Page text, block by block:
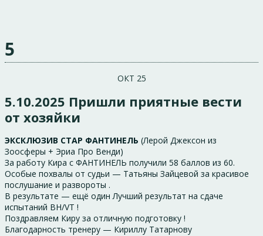
5
ОКТ 25
5.10.2025 Пришли приятные вести
от хозяйки
ЭКСКЛЮЗИВ СТАР ФАНТИНЕЛЬ (Лерой Джексон из
Зоосферы + Эриа Про Венди)
За работу Кира с ФАНТИНЕЛЬ получили 58 баллов из 60.
Особые похвалы от судьи — Татьяны Зайцевой за красивое
послушание и развороты .
В результате — ещё один Лучший результат на сдаче
испытаний BH/VT !
Поздравляем Киру за отличную подготовку !
Благодарность тренеру — Кириллу Татарнову